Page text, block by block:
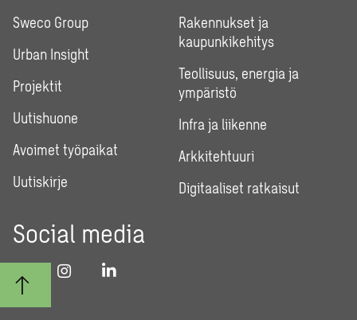
Sweco Group
Urban Insight
Projektit
Uutishuone
Avoimet työpaikat
Uutiskirje
Rakennukset ja
kaupunkikehitys
Teollisuus, energia ja
ympäristö
Infra ja liikenne
Arkkitehtuuri
Digitaaliset ratkaisut
Social media